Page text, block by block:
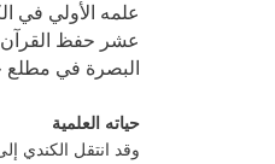
علمه الأولي في
عشر حفظ القرآن
البصرة في مطلع
حياته العلمية
وقد انتقل الكندي